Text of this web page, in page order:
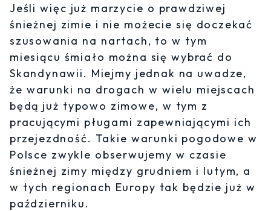
Jeśli więc już marzycie o prawdziwej
śnieżnej zimie i nie możecie się doczekać
szusowania na nartach, to w tym
miesiącu śmiało można się wybrać do
Skandynawii. Miejmy jednak na uwadze,
że warunki na drogach w wielu miejscach
będą już typowo zimowe, w tym z
pracującymi pługami zapewniającymi ich
przejezdność. Takie warunki pogodowe w
Polsce zwykle obserwujemy w czasie
śnieżnej zimy między grudniem i lutym, a
w tych regionach Europy tak będzie już w
październiku.